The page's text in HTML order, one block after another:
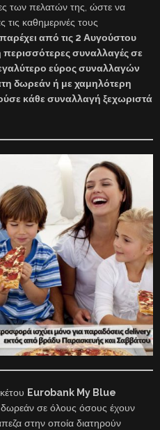
των πελατών της, ώστε να
τις καθημερινές τους
από τις 2 Αυγούστου
περισσότερες συναλλαγές σε
εύρος συναλλαγών
δωρεάν ή με χαμηλότερη
κάθε συναλλαγή ξεχωριστά
Eurobank My Blue
δωρεάν σε όλους όσους έχουν
στην οποία διατηρούν